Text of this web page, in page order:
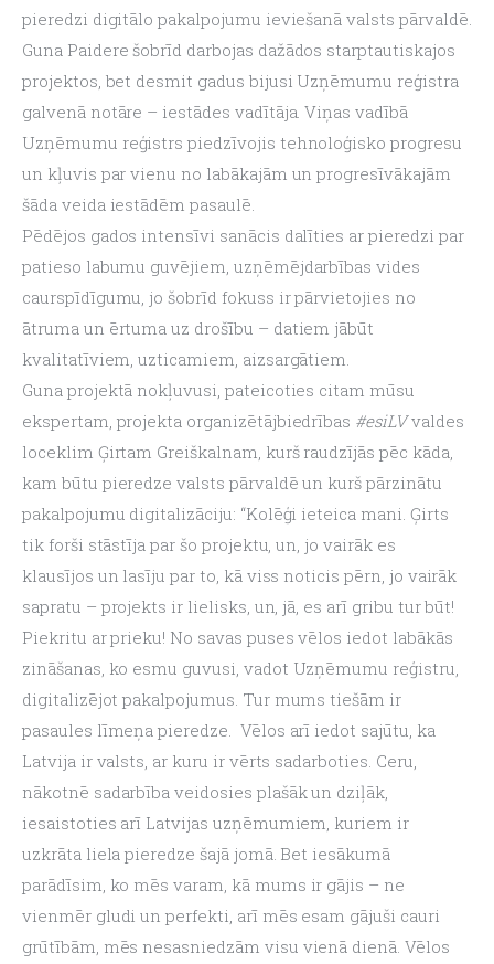
pieredzi digitālo pakalpojumu ieviešanā valsts pārvaldē.
Guna Paidere šobrīd darbojas dažādos starptautiskajos
projektos, bet desmit gadus bijusi Uzņēmumu reģistra
galvenā notāre – iestādes vadītāja. Viņas vadībā
Uzņēmumu reģistrs piedzīvojis tehnoloģisko progresu
un kļuvis par vienu no labākajām un progresīvākajām
šāda veida iestādēm pasaulē.
Pēdējos gados intensīvi sanācis dalīties ar pieredzi par
patieso labumu guvējiem, uzņēmējdarbības vides
caurspīdīgumu, jo šobrīd fokuss ir pārvietojies no
ātruma un ērtuma uz drošību – datiem jābūt
kvalitatīviem, uzticamiem, aizsargātiem.
Guna projektā nokļuvusi, pateicoties citam mūsu
ekspertam, projekta organizētājbiedrības #esiLV valdes
loceklim Ģirtam Greiškalnam, kurš raudzījās pēc kāda,
kam būtu pieredze valsts pārvaldē un kurš pārzinātu
pakalpojumu digitalizāciju: “Kolēģi ieteica mani. Ģirts
tik forši stāstīja par šo projektu, un, jo vairāk es
klausījos un lasīju par to, kā viss noticis pērn, jo vairāk
sapratu – projekts ir lielisks, un, jā, es arī gribu tur būt!
Piekritu ar prieku! No savas puses vēlos iedot labākās
zināšanas, ko esmu guvusi, vadot Uzņēmumu reģistru,
digitalizējot pakalpojumus. Tur mums tiešām ir
pasaules līmeņa pieredze.  Vēlos arī iedot sajūtu, ka
Latvija ir valsts, ar kuru ir vērts sadarboties. Ceru,
nākotnē sadarbība veidosies plašāk un dziļāk,
iesaistoties arī Latvijas uzņēmumiem, kuriem ir
uzkrāta liela pieredze šajā jomā. Bet iesākumā
parādīsim, ko mēs varam, kā mums ir gājis – ne
vienmēr gludi un perfekti, arī mēs esam gājuši cauri
grūtībām, mēs nesasniedzām visu vienā dienā. Vēlos